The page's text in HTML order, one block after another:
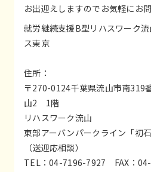
お出迎えしますのでお気軽にお
就労継続支援B型リハスワーク
ス東京
住所：
〒270-0124千葉県流山市南
山2 1階
リハスワーク流山
東部アーバンパークライン「初
（送迎応相談）
TEL：04-7196-7927 FAX：